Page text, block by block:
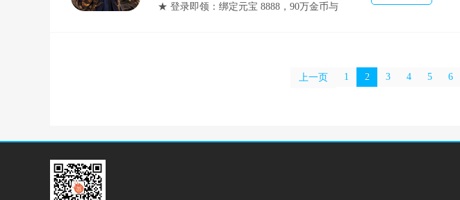
★ 登录即领：绑定元宝 8888，90万金币与
在线。海量军功装，助你瞬间登顶，无人能
每日签到，惊喜不断：得坐骑升星丹， 4 属
上一页 1 2 3 4 5 6